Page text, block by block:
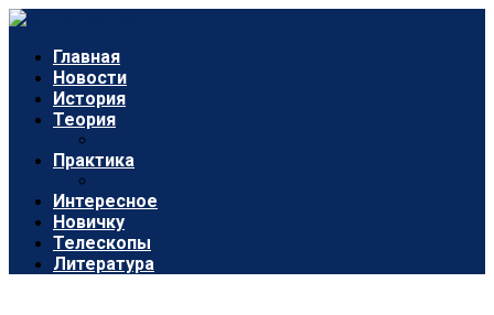
Главная
Новости
История
Теория
Практика
Интересное
Новичку
Телескопы
Литература